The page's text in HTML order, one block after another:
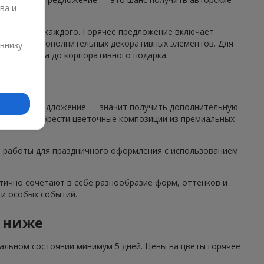
каждого. Горячее предложение включает
дополнительных декоративных элементов. Для
сюрприза до корпоративного подарка.
предложение — значит получить дополнительную
приобрести цветочные композиции из премиальных
для праздничного оформления с использованием
сочетают в себе разнообразие форм, оттенков и
особых событий.
ниже
состоянии минимум 5 дней. Цены на цветы горячее
и